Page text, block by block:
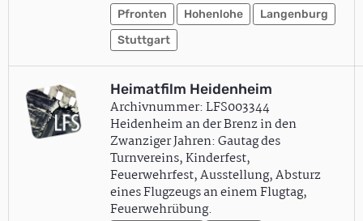
Pfronten
Hohenlohe
Langenburg
Stuttgart
Heimatfilm Heidenheim
Archivnummer: LFS003344
Heidenheim an der Brenz in den
Zwanziger Jahren: Gautag des
Turnvereins, Kinderfest,
Feuerwehrfest, Ausstellung, Absturz
eines Flugzeugs an einem Flugtag,
Feuerwehrübung.